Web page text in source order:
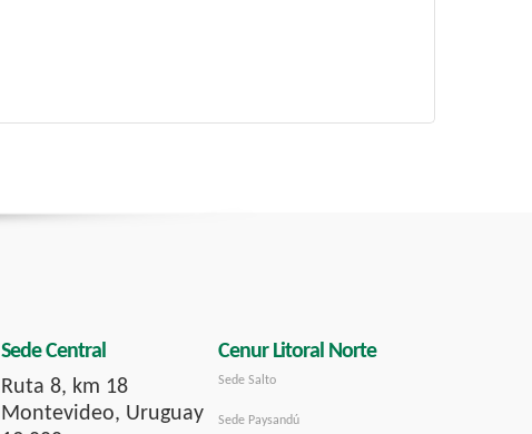
Sede Central
Ruta 8, km 18
Montevideo, Uruguay
Cenur Litoral Norte
Sede Salto
Sede Paysandú